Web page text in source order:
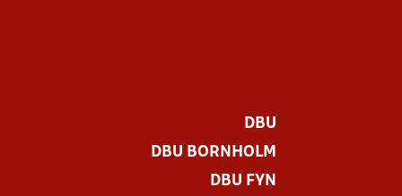
DBU
DBU BORNHOLM
DBU FYN